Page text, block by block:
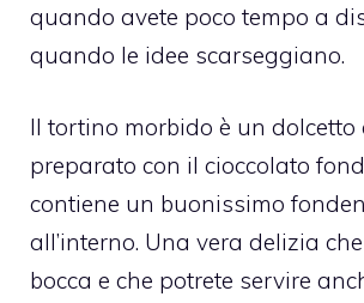
quando avete poco tempo a
quando le idee scarseggiano.
Il tortino morbido è un dolcetto
preparato con il cioccolato
contiene un buonissimo
all’interno. Una vera delizia
bocca e che potrete servire